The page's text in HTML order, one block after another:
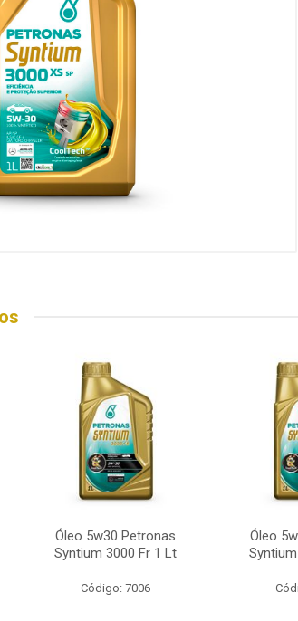
Óleo 5w30 Petronas
Syntium 3000 Fr 1 Lt
Código: 7006
Óleo